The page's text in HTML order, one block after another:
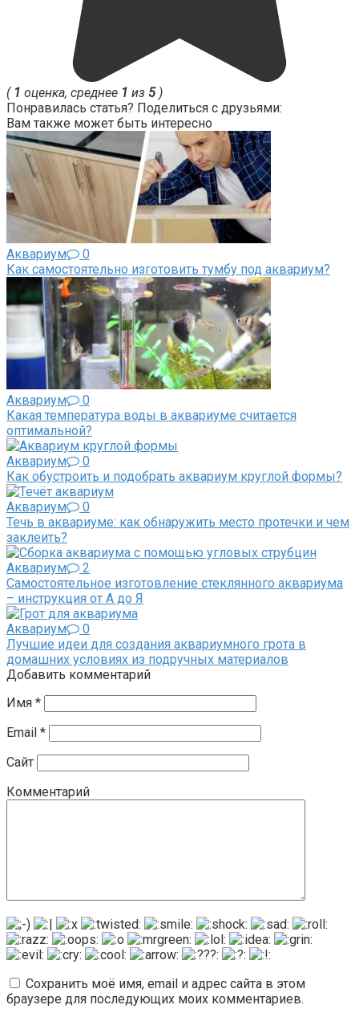
( 1 оценка, среднее 1 из 5)
Понравилась статья? Поделиться с друзьями:
Вам также может быть интересно
Аквариум
0
Как самостоятельно изготовить тумбу под аквариум?
Аквариум
0
Какая температура воды в аквариуме считается
оптимальной?
Аквариум
0
Как обустроить и подобрать аквариум круглой формы?
Аквариум
0
Течь в аквариуме: как обнаружить место протечки и чем
заклеить?
Аквариум
2
Самостоятельное изготовление стеклянного аквариума
– инструкция от А до Я
Аквариум
0
Лучшие идеи для создания аквариумного грота в
домашних условиях из подручных материалов
Добавить комментарий
Имя *
Email *
Сайт
Комментарий
Сохранить моё имя, email и адрес сайта в этом
браузере для последующих моих комментариев.